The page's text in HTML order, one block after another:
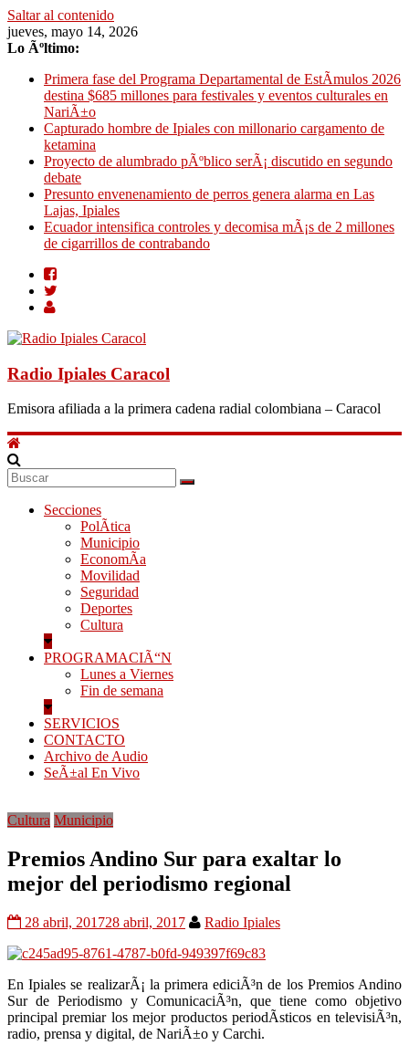
Saltar al contenido
jueves, mayo 14, 2026
Lo Ãºltimo:
Primera fase del Programa Departamental de EstÃ­mulos 2026
destina $685 millones para festivales y eventos culturales en
NariÃ±o
Capturado hombre de Ipiales con millonario cargamento de
ketamina
Proyecto de alumbrado pÃºblico serÃ¡ discutido en segundo
debate
Presunto envenenamiento de perros genera alarma en Las
Lajas, Ipiales
Ecuador intensifica controles y decomisa mÃ¡s de 2 millones
de cigarrillos de contrabando
Radio Ipiales Caracol
Emisora afiliada a la primera cadena radial colombiana – Caracol
Secciones
PolÃ­tica
Municipio
EconomÃ­a
Movilidad
Seguridad
Deportes
Cultura
PROGRAMACIÃ“N
Lunes a Viernes
Fin de semana
SERVICIOS
CONTACTO
Archivo de Audio
SeÃ±al En Vivo
Cultura Municipio
Premios Andino Sur para exaltar lo
mejor del periodismo regional
28 abril, 201728 abril, 2017 Radio Ipiales
En Ipiales se realizarÃ¡ la primera ediciÃ³n de los Premios Andino
Sur de Periodismo y ComunicaciÃ³n, que tiene como objetivo
principal premiar los mejor productos periodÃ­sticos en televisiÃ³n,
radio, prensa y digital, de NariÃ±o y Carchi.